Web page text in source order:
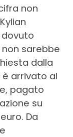
non
dovuto
sarebbe
dalla
è arrivato al
pagato
su
Da